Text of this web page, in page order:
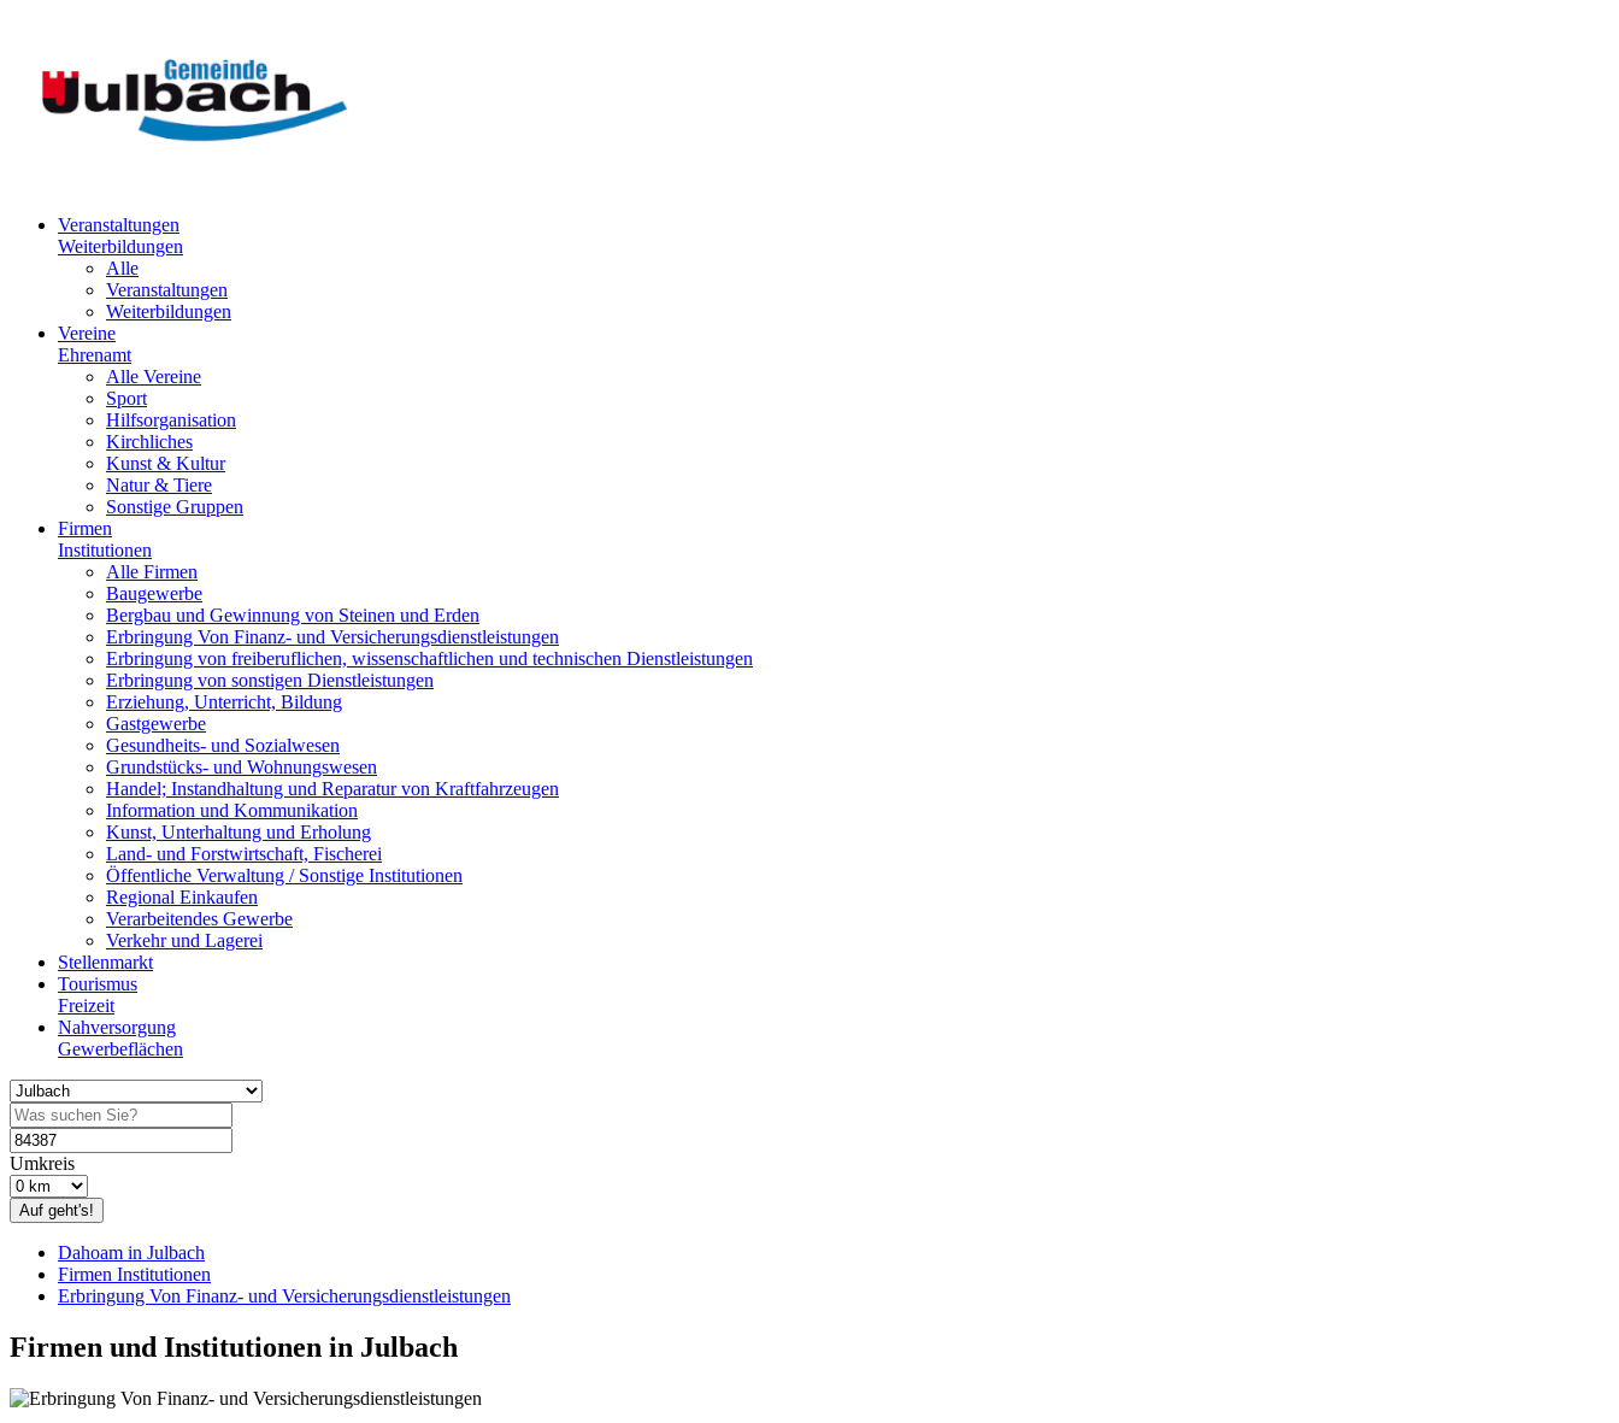
Veranstaltungen
Weiterbildungen
Alle
Veranstaltungen
Weiterbildungen
Vereine
Ehrenamt
Alle Vereine
Sport
Hilfsorganisation
Kirchliches
Kunst & Kultur
Natur & Tiere
Sonstige Gruppen
Firmen
Institutionen
Alle Firmen
Baugewerbe
Bergbau und Gewinnung von Steinen und Erden
Erbringung Von Finanz- und Versicherungsdienstleistungen
Erbringung von freiberuflichen, wissenschaftlichen und technischen Dienstleistungen
Erbringung von sonstigen Dienstleistungen
Erziehung, Unterricht, Bildung
Gastgewerbe
Gesundheits- und Sozialwesen
Grundstücks- und Wohnungswesen
Handel; Instandhaltung und Reparatur von Kraftfahrzeugen
Information und Kommunikation
Kunst, Unterhaltung und Erholung
Land- und Forstwirtschaft, Fischerei
Öffentliche Verwaltung / Sonstige Institutionen
Regional Einkaufen
Verarbeitendes Gewerbe
Verkehr und Lagerei
Stellenmarkt
Tourismus
Freizeit
Nahversorgung
Gewerbeflächen
Umkreis
Auf geht's!
Dahoam in Julbach
Firmen Institutionen
Erbringung Von Finanz- und Versicherungsdienstleistungen
Firmen und Institutionen in Julbach